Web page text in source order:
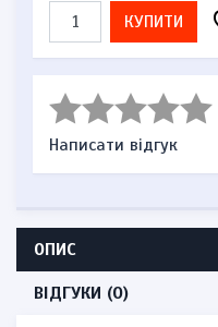
КУПИТИ
Написати відгук
ОПИС
ВІДГУКИ (0)